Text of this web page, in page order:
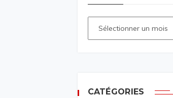
CATÉGORIES